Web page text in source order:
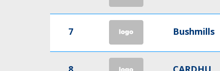
7 Bushmills